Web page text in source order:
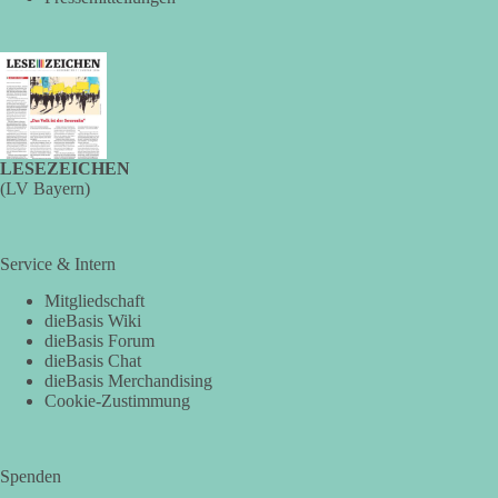
bezeichnet dies als Vorsorge für außergewöhnliche
Krisensituationen. Das Vorhaben war bis zur Veröffentlichung
von Apollo kaum bekannt.
🟩🟩🟦🟦🟥🟥🟧🟧
dieBasis steht für eine bezahlbare, sichere und unabhängige
Energieversorgung.
Eine resiliente Gesellschaft erkennt man nicht daran, wie sie
Strommangel verwaltet, sondern daran, wie sie ihn verhindert!
mehrere-tage-bis-wochen-vor/
LESEZEICHEN
(LV Bayern)
Service & Intern
Mitgliedschaft
dieBasis Wiki
dieBasis Forum
dieBasis Chat
dieBasis Merchandising
Cookie-Zustimmung
Spenden